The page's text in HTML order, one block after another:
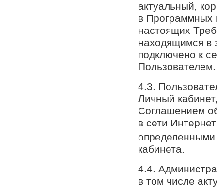
актуальный,
в Программных
настоящих
находящимся в
подключено к
Пользователем.
4.3.
Личный
Соглашением
в сети
кабинета.
4.4.
в том числе